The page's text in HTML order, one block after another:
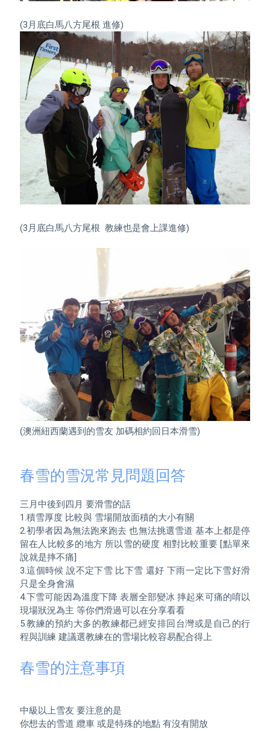
(3月底白馬八方尾根  教練也是會上課進修)
(澳洲紐西蘭遇到的雪友 加碼相約回日本滑雪)
春雪的雪況常見問題回答
三月中後到四月 要滑雪的話
1.積雪厚度 比較與 雪場開放面積的大小有關
2.初學者因為無法跑來跑去 也無法挑選雪道 基本上都是停
留在人比較多的地方 所以雪的硬度 相對比較重要 [點單來
說就是摔不痛]
3.這個時候 說不定下雪 比下雪 還好 下雨一定比下雪好滑
只是全身會濕
4.下雪可能因為溫度下降 表層全部變冰 摔起來可痛的唷以
現場狀況為主 等你們滑過可以在分享看看
5.教練的預約大多的教練都已經安排回台灣或是自己的行
春雪的注意事項
中級以上雪友 要注意的是
你想去的雪道 纜車 或是特殊的地點 有沒有開放